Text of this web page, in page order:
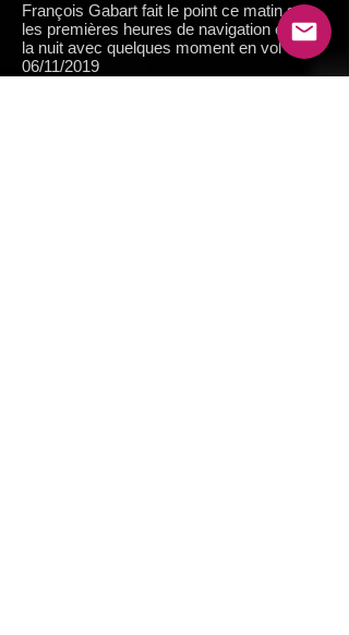
François Gabart fait le point ce matin sur
les premières heures de navigation et sur
la nuit avec quelques moment en vol
06/11/2019